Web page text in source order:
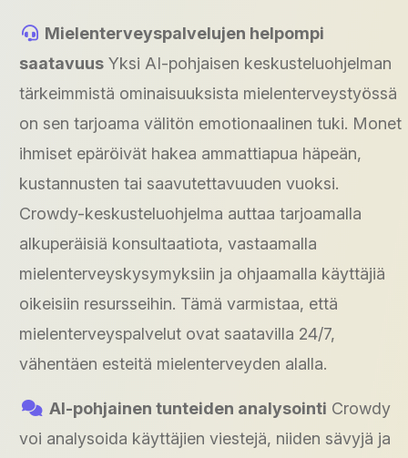
Mielenterveyspalvelujen helpompi
saatavuus Yksi AI-pohjaisen keskusteluohjelman
tärkeimmistä ominaisuuksista mielenterveystyössä
on sen tarjoama välitön emotionaalinen tuki. Monet
ihmiset epäröivät hakea ammattiapua häpeän,
kustannusten tai saavutettavuuden vuoksi.
Crowdy-keskusteluohjelma auttaa tarjoamalla
alkuperäisiä konsultaatiota, vastaamalla
mielenterveyskysymyksiin ja ohjaamalla käyttäjiä
oikeisiin resursseihin. Tämä varmistaa, että
mielenterveyspalvelut ovat saatavilla 24/7,
vähentäen esteitä mielenterveyden alalla.
AI-pohjainen tunteiden analysointi Crowdy
voi analysoida käyttäjien viestejä, niiden sävyjä ja